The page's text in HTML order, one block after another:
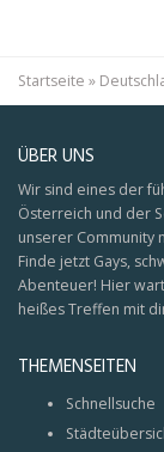
Startseite »
ÜBER UNS
Wir sind eines der
Österreich und der
unserer Community
Finde jetzt Gays,
Abenteuer! Hier
heißes Treffen mit
THEMENSEITEN
Schnellsuche